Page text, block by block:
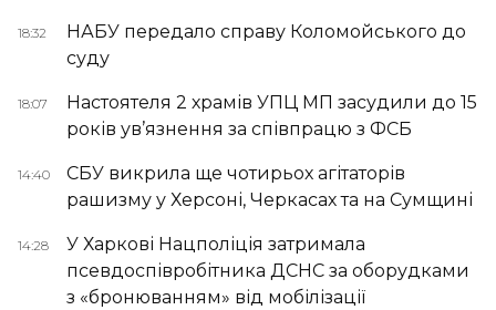
18:32
НАБУ передало справу Коломойського до
суду
18:07
Настоятеля 2 храмів УПЦ МП засудили до 15
років ув’язнення за співпрацю з ФСБ
14:40
СБУ викрила ще чотирьох агітаторів
рашизму у Херсоні, Черкасах та на Сумщині
14:28
У Харкові Нацполіція затримала
псевдоспівробітника ДСНС за оборудками
з «бронюванням» від мобілізації